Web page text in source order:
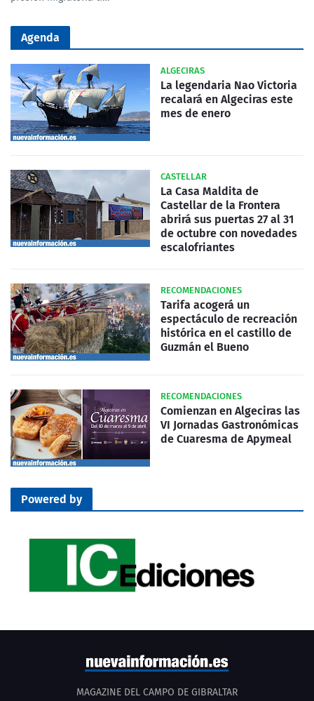
Agenda
ALGECIRAS
La legendaria Nao Victoria
recalará en Algeciras este
mes de enero
CASTELLAR
La Casa Maldita de
Castellar de la Frontera
abrirá sus puertas 27 al 31
de octubre con novedades
escalofriantes
RECOMENDACIONES
Tarifa acogerá un
espectáculo de recreación
histórica en el castillo de
Guzmán el Bueno
RECOMENDACIONES
Comienzan en Algeciras las
VI Jornadas Gastronómicas
de Cuaresma de Apymeal
Powered by
MAGAZINE DEL CAMPO DE GIBRALTAR